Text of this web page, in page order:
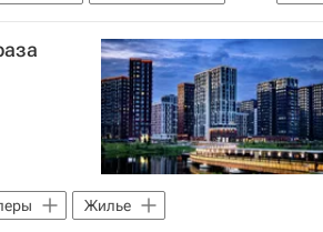
Жилье